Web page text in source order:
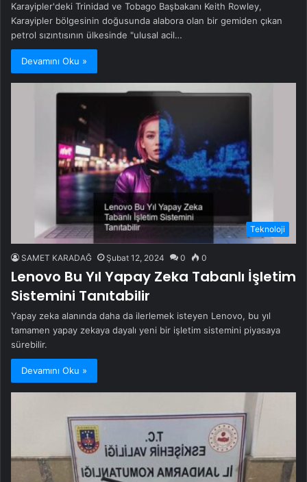
Karayipler'deki Trinidad ve Tobago Başbakanı Keith Rowley,
Karayipler bölgesinin doğusunda alabora olan bir gemiden çıkan
petrol sızıntısının ülkesinde "ulusal acil…
Devamını Oku »
Teknoloji
SAMET KARADAĞ Şubat 12, 2024 0 0
Lenovo Bu Yıl Yapay Zeka Tabanlı İşletim
Sistemini Tanıtabilir
Yapay zeka alanında daha da ilerlemek isteyen Lenovo, bu yıl
tamamen yapay zekaya dayalı yeni bir işletim sistemini piyasaya
sürebilir.
Devamını Oku »